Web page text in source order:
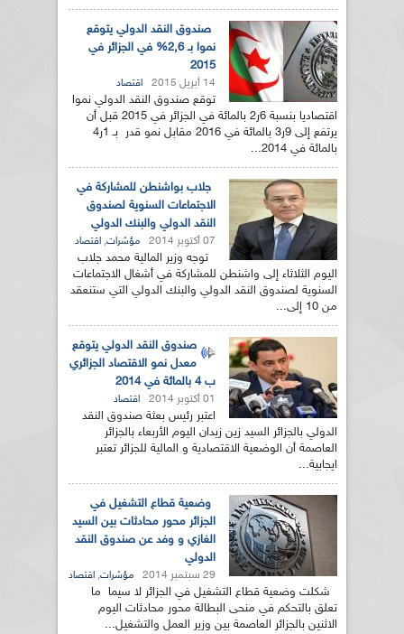
صندوق النقد الدولي يتوقع
نموا بـ 2,6% في الجزائر في
2015
14 أبريل 2015 اقتصاد
توقع صندوق النقد الدولي نموا
اقتصاديا بنسبة 6ر2 بالمائة في الجزائر في 2015 قبل أن
يرتفع إلى 9ر3 بالمائة في 2016 مقابل نمو قدر بـ 1ر4
بالمائة في 2014...
جلاب بواشنطن للمشاركة في
الاجتماعات السنوية لصندوق
النقد الدولي والبنك الدولي
07 أكتوبر 2014 مؤشرات, اقتصاد
توجه وزير المالية محمد جلاب
اليوم الثلاثاء إلى واشنطن للمشاركة في أشغال الاجتماعات
السنوية لصندوق النقد الدولي والبنك الدولي التي ستنعقد
من 10 إلى...
صندوق النقد الدولي يتوقع
معدل نمو الاقتصاد الجزائري
ب 4 بالمائة في 2014
01 أكتوبر 2014 اقتصاد
اعتبر رئيس بعثة صندوق النقد
الدولي بالجزائر السيد زين زيدان اليوم الأربعاء بالجزائر
العاصمة أن الوضعية الاقتصادية و المالية للجزائر تعتبر
ايجابية...
وضعية قطاع التشغيل في
الجزائر محور محادثات بين السيد
الغازي و وفد عن صندوق النقد
الدولي
29 سبتمبر 2014 مؤشرات, اقتصاد
شكلت وضعية قطاع التشغيل في الجزائر لا سيما ما
تعلق بالتحكم في منحى البطالة محور محادثات اليوم
الاثنين بالجزائر العاصمة بين وزير العمل والتشغيل...